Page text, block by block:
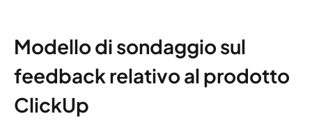
Modello di sondaggio sul
feedback relativo al prodotto
ClickUp